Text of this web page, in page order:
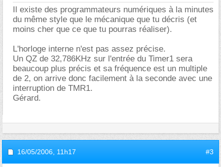
Il existe des programmateurs numériques à la minutes
du même style que le mécanique que tu décris (et
moins cher que ce que tu pourras réaliser).
L'horloge interne n'est pas assez précise.
Un QZ de 32,786KHz sur l'entrée du Timer1 sera
beaucoup plus précis et sa fréquence est un multiple
de 2, on arrive donc facilement à la seconde avec une
interruption de TMR1.
Gérard.
16/05/2006, 11h17 #3